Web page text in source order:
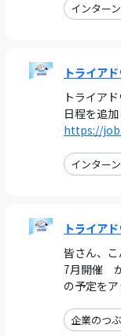
インター
トライア
トライア
日程を追加
https://
インター
トライア
皆さん、こ
7月開催
の予定を
企業のつ